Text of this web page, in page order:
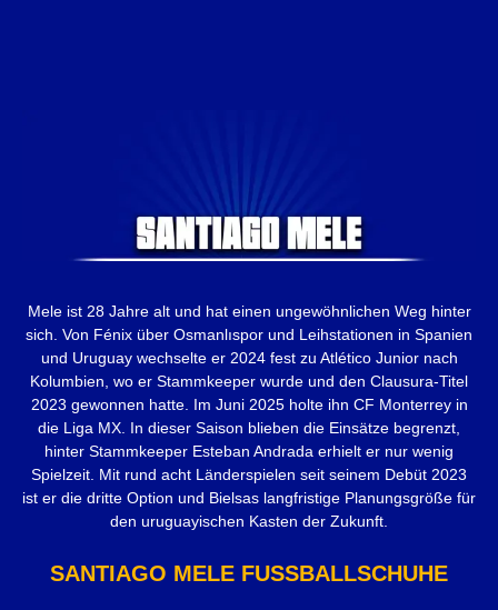
Mele ist 28 Jahre alt und hat einen ungewöhnlichen Weg hinter
sich. Von Fénix über Osmanlıspor und Leihstationen in Spanien
und Uruguay wechselte er 2024 fest zu Atlético Junior nach
Kolumbien, wo er Stammkeeper wurde und den Clausura-Titel
2023 gewonnen hatte. Im Juni 2025 holte ihn CF Monterrey in
die Liga MX. In dieser Saison blieben die Einsätze begrenzt,
hinter Stammkeeper Esteban Andrada erhielt er nur wenig
Spielzeit. Mit rund acht Länderspielen seit seinem Debüt 2023
ist er die dritte Option und Bielsas langfristige Planungsgröße für
den uruguayischen Kasten der Zukunft.
SANTIAGO MELE FUSSBALLSCHUHE